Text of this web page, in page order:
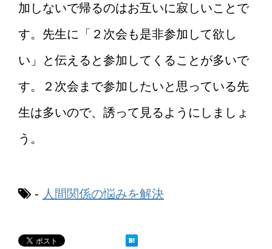
加しないで帰るのはお互いに寂しいことで
す。先生に「２次会も是非参加して欲し
い」と伝えると参加してくることが多いで
す。２次会まで参加したいと思っている先
生は多いので、誘って見るようにしましょ
う。
- 人間関係の悩みを解決